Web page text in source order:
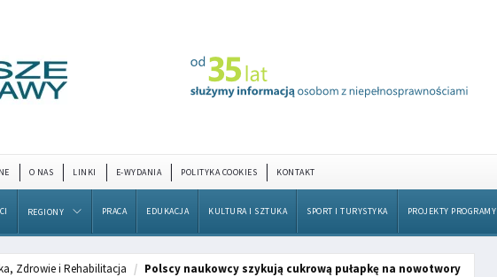
O NAS LINKI E-WYDANIA POLITYKA COOKIES KONTAKT
REGIONY PRACA EDUKACJA KULTURA I SZTUKA SPORT I TURYSTYKA PROJEKTY PROGRAMY
Zdrowie i Rehabilitacja Polscy naukowcy szykują cukrową pułapkę na nowotwory